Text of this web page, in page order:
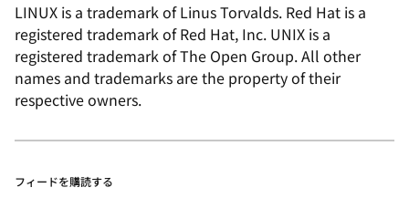
LINUX is a trademark of Linus Torvalds. Red Hat is a
registered trademark of Red Hat, Inc. UNIX is a
registered trademark of The Open Group. All other
names and trademarks are the property of their
respective owners.
フィードを購読する